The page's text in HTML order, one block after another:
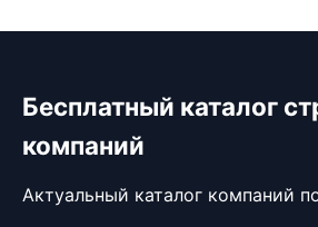
Бесплатный каталог
компаний
Актуальный каталог компаний